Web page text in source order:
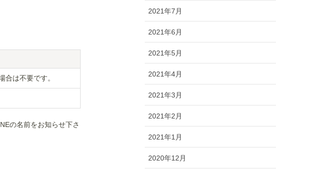
は不要です。
の名前をお知らせ下さ
2021年7月
2021年6月
2021年5月
2021年4月
2021年3月
2021年2月
2021年1月
2020年12月